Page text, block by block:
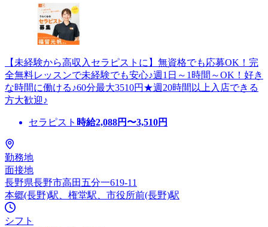
【未経験から高収入セラピストに】無資格でも応募OK！完
全無料レッスンで未経験でも安心♪週1日～1時間～OK！好き
な時間に働ける♪60分最大3510円★週20時間以上入店できる
方大歓迎♪
セラピスト 時給2,088円〜3,510円
勤務地
面接地
長野県長野市高田五分一619-11
本郷(長野)駅、権堂駅、市役所前(長野)駅
シフト